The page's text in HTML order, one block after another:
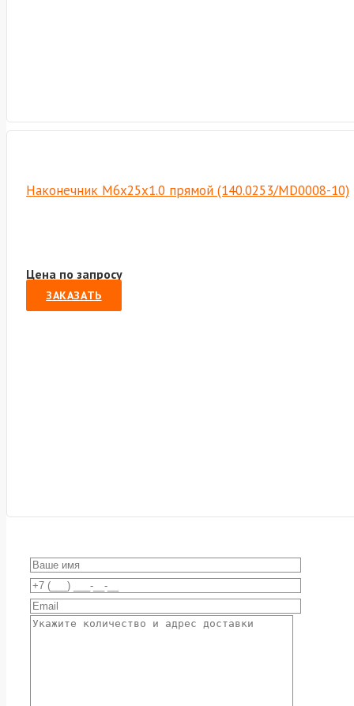
Наконечник М6х25х1.0 прямой (140.0253/MD0008-10)
Цена по запросу
ЗАКАЗАТЬ